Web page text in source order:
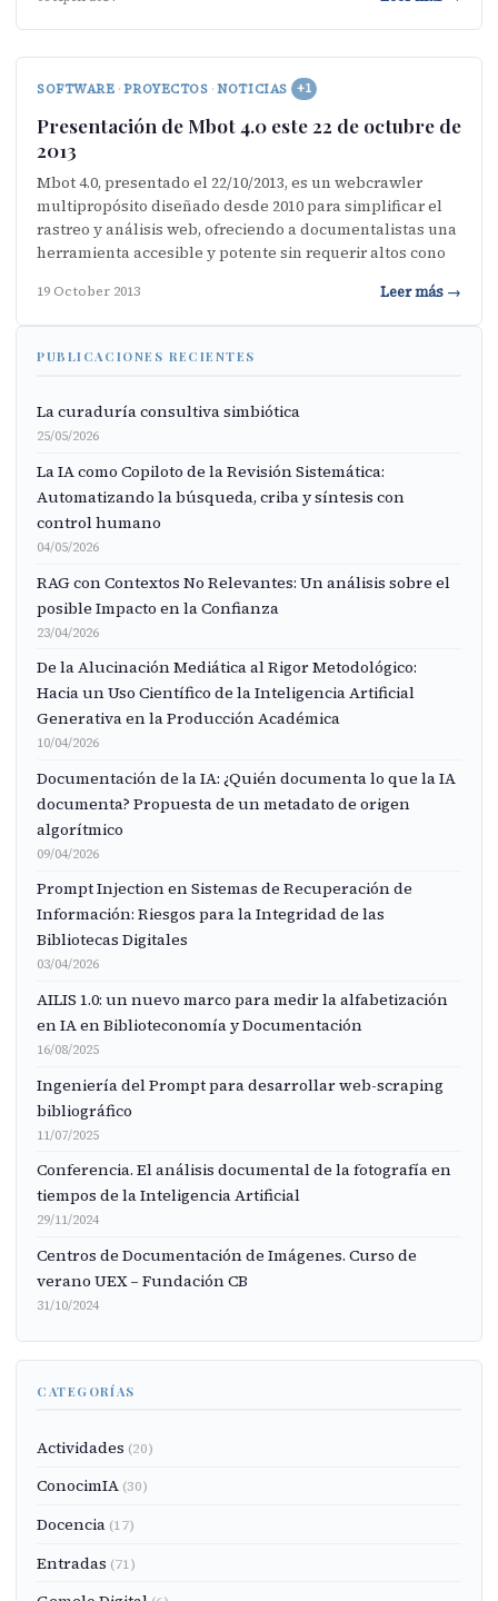
SOFTWARE · PROYECTOS · NOTICIAS +1
Presentación de Mbot 4.0 este 22 de octubre de
2013
Mbot 4.0, presentado el 22/10/2013, es un webcrawler
multipropósito diseñado desde 2010 para simplificar el
rastreo y análisis web, ofreciendo a documentalistas una
herramienta accesible y potente sin requerir altos cono
19 October 2013 Leer más →
PUBLICACIONES RECIENTES
La curaduría consultiva simbiótica
25/05/2026
La IA como Copiloto de la Revisión Sistemática:
Automatizando la búsqueda, criba y síntesis con
control humano
04/05/2026
RAG con Contextos No Relevantes: Un análisis sobre el
posible Impacto en la Confianza
23/04/2026
De la Alucinación Mediática al Rigor Metodológico:
Hacia un Uso Científico de la Inteligencia Artificial
Generativa en la Producción Académica
10/04/2026
Documentación de la IA: ¿Quién documenta lo que la IA
documenta? Propuesta de un metadato de origen
algorítmico
09/04/2026
Prompt Injection en Sistemas de Recuperación de
Información: Riesgos para la Integridad de las
Bibliotecas Digitales
03/04/2026
AILIS 1.0: un nuevo marco para medir la alfabetización
en IA en Biblioteconomía y Documentación
16/08/2025
Ingeniería del Prompt para desarrollar web-scraping
bibliográfico
11/07/2025
Conferencia. El análisis documental de la fotografía en
tiempos de la Inteligencia Artificial
29/11/2024
Centros de Documentación de Imágenes. Curso de
verano UEX – Fundación CB
31/10/2024
CATEGORÍAS
Actividades (20)
ConocimIA (30)
Docencia (17)
Entradas (71)